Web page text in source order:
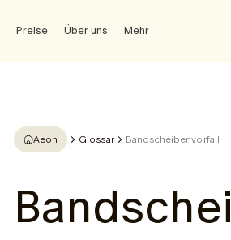
Preise Über uns Mehr
Aeon Glossar Bandscheibenvorfall